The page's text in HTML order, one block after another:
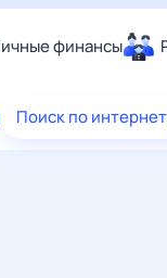
финансы
Еда
Поиск по